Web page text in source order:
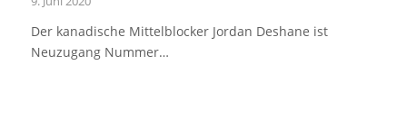
Der kanadische Mittelblocker Jordan Deshane ist
Neuzugang Nummer…